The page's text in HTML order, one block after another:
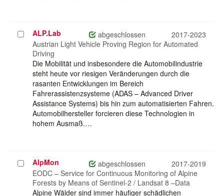
Projekt
auswählen
ALP.Lab abgeschlossen
2017-2023
Austrian Light Vehicle Proving Region for Automated
Driving
Die Mobilität und insbesondere die Automobilindustrie
steht heute vor riesigen Veränderungen durch die
rasanten Entwicklungen im Bereich
Fahrerassistenzsysteme (ADAS – Advanced Driver
Assistance Systems) bis hin zum automatisierten Fahren.
Automobilhersteller forcieren diese Technologien in
hohem Ausmaß.…
Projekt
auswählen
AlpMon abgeschlossen
2017-2019
EODC – Service for Continuous Monitoring of Alpine
Forests by Means of Sentinel-2 / Landsat 8 –Data
Alpine Wälder sind immer häufiger schädlichen